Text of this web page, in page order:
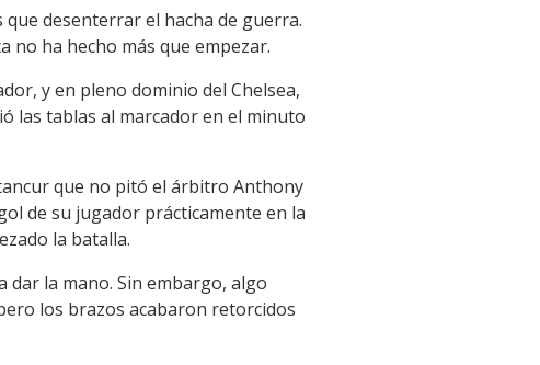
desenterrar el hacha de guerra.
no ha hecho más que empezar.
y en pleno dominio del Chelsea,
las tablas al marcador en el minuto
que no pitó el árbitro Anthony
de su jugador prácticamente en la
la batalla.
la mano. Sin embargo, algo
los brazos acabaron retorcidos